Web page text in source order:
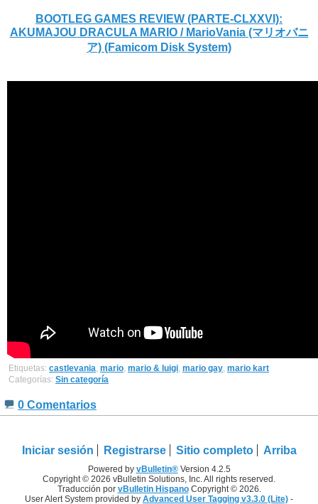
BOOTLEG GAMES REVIEW (PARTE-CLXXVI):
AKUMAJOU DRACULA MARIO / MarioVania (マリオバニ
ア) (Famicom Disk System)
Etiquetas: castlevania, mario, mario & luigi, mario gay, mario kart
Categorías: Sin categoría
0 Comentarios
Iniciar sesión Registrarse Sitio completo Arriba
Powered by vBulletin®Version 4.2.5
Copyright © 2026 vBulletin Solutions, Inc. All rights reserved.
Traducción por vBulletin HispanoCopyright © 2026.
User Alert System provided by Advanced User Tagging v3.3.0 (Lite) -